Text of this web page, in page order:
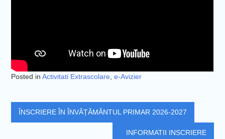
Posted inActivitati Extrascolare ,e-Avizier
Post
navigation
ÎNSCRIERE ÎN ÎNVĂȚĂMÂNTUL PRIMAR 2026-2027
INFORMATII INSCRIERE